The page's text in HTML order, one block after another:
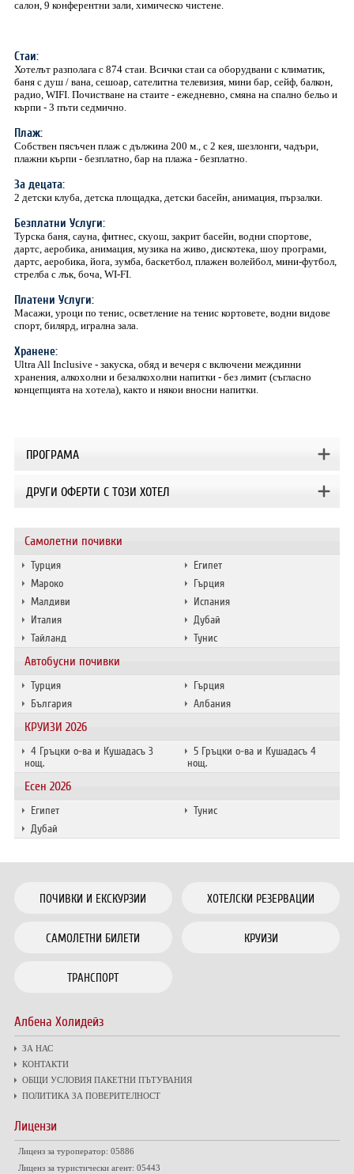
Самолетни почивки
Турция
Египет
Мароко
Гърция
Малдиви
Испания
Италия
Дубай
Тайланд
Тунис
Автобусни почивки
Турция
Гърция
България
Албания
КРУИЗИ 2026
4 Гръцки о-ва и Кушадасъ 3
нощ.
5 Гръцки о-ва и Кушадасъ 4
нощ.
Есен 2026
Египет
Тунис
Дубай
салон, 9 конферентни зали, химическо чистене.
Стаи:
Хотелът разполага с 874 стаи. Всички стаи са оборудвани с климатик,
баня с душ / вана, сешоар, сателитна телевизия, мини бар, сейф, балкон,
радио, WIFI. Почистване на стаите - ежедневно, смяна на спално бельо и
кърпи - 3 пъти седмично.
Плаж:
Собствен пясъчен плаж с дължина 200 м., с 2 кея, шезлонги, чадъри,
плажни кърпи - безплатно, бар на плажа - безплатно.
За децата:
2 детски клуба, детска площадка, детски басейн, анимация, пързалки.
Безплатни Услуги:
Турска баня, сауна, фитнес, скуош, закрит басейн, водни спортове,
дартс, аеробика, анимация, музика на живо, дискотека, шоу програми,
дартс, аеробика, йога, зумба, баскетбол, плажен волейбол, мини-футбол,
стрелба с лък, боча, WI-FI.
Платени Услуги:
Масажи, уроци по тенис, осветление на тенис кортовете, водни видове
спорт, билярд, игрална зала.
Хранене:
Ultra All Inclusive - закуска, обяд и вечеря с включени междинни
хранения, алкохолни и безалкохолни напитки - без лимит (съгласно
концепцията на хотела), както и някои вносни напитки.
ПРОГРАМА
ДРУГИ ОФЕРТИ С ТОЗИ ХОТЕЛ
ПОЧИВКИ И ЕКСКУРЗИИ ХОТЕЛСКИ РЕЗЕРВАЦИИ
САМОЛЕТНИ БИЛЕТИ КРУИЗИ
ТРАНСПОРТ
Албена Холидейз
ЗА НАС
КОНТАКТИ
ОБЩИ УСЛОВИЯ ПАКЕТНИ ПЪТУВАНИЯ
ПОЛИТИКА ЗА ПОВЕРИТЕЛНОСТ
Лицензи
Лиценз за туроператор: 05886
Лиценз за туристически агент: 05443